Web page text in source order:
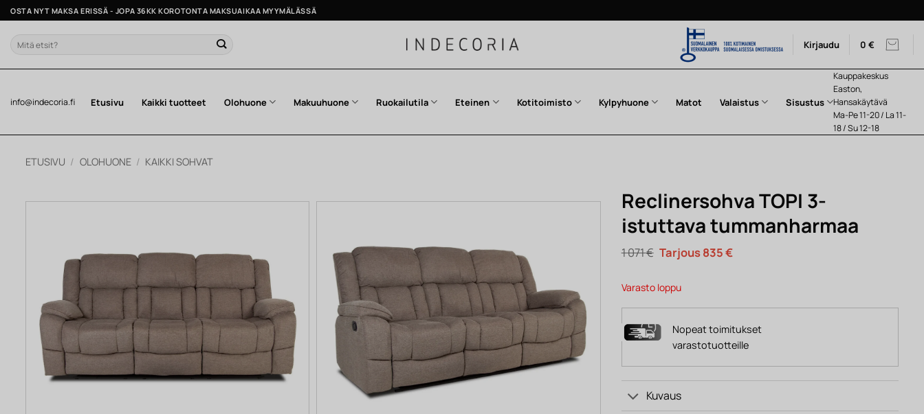
Skip
to
content
OSTA NYT MAKSA ERISSÄ - JOPA 36KK KOROTONTA MAKSUAIKAA MYYMÄLÄSSÄ
Etsi: Kirjaudu 0 €
info@indecoria.fi Etusivu Kaikki tuotteet Olohuone Makuuhuone Ruokailutila Eteinen Kotitoimisto Kylpyhuone Matot Valaistus Sisustus
Kauppakeskus
Easton,
Hansakäytävä
Ma-Pe 11-20 / La 11-
18 / Su 12-18
ETUSIVU / OLOHUONE / KAIKKI SOHVAT
Reclinersohva TOPI 3-
istuttava tummanharmaa
1 071€ Alkuperäinen
hinta
1
071 €.
835€Nykyinen
Varasto loppu
Nopeat toimitukset
varastotuotteille
Kuvaus